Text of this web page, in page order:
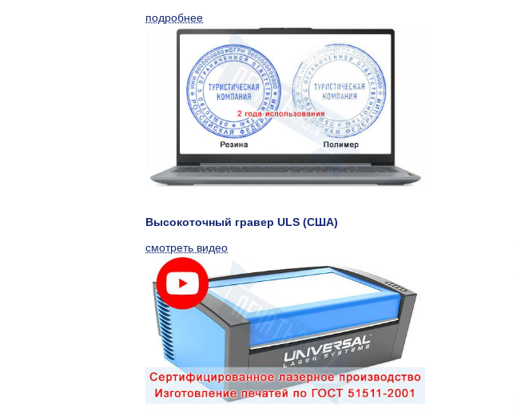
подробнее
Высокоточный гравер ULS (США)
смотреть видео